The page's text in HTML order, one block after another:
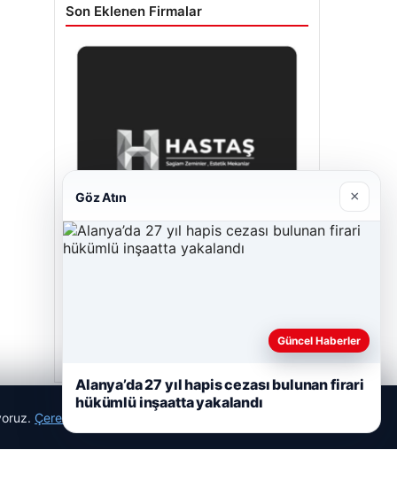
Son Eklenen Firmalar
Çerez Politikamız
Göz Atın ×
Güncel Haberler
Alanya’da 27 yıl hapis cezası bulunan firari
hükümlü inşaatta yakalandı